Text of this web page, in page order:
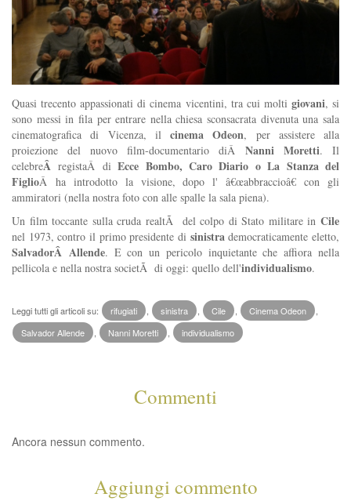
Quasi trecento appassionati di cinema vicentini, tra cui molti giovani, si
sono messi in fila per entrare nella chiesa sconsacrata divenuta una sala
cinematografica di Vicenza, il cinema Odeon, per assistere alla
proiezione del nuovo film-documentario diÂ Nanni Moretti. Il
celebreÂregistaÂ diEcce Bombo, Caro Diario o La Stanza del
FiglioÂ ha introdotto la visione, dopo l' â€œabbraccioâ€ con gli
ammiratori (nella nostra foto con alle spalle la sala piena).
Un film toccante sulla cruda realtÃ del colpo di Stato militare in Cile
nel 1973, contro il primo presidente di sinistrademocraticamente eletto,
SalvadorÂ Allende. E con un pericolo inquietante che affiora nella
pellicola e nella nostra societÃ di oggi: quello dell'individualismo.
Leggi tutti gli articoli su: rifugiati sinistra Cile Cinema Odeon
Salvador Allende
Nanni Moretti individualismo
Commenti
Ancora nessun commento.
Aggiungi commento